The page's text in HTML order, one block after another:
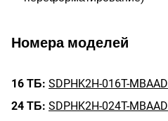
Номера моделей
16 ТБ: SDPHK2H-016T-MBAAD
24 ТБ: SDPHK2H-024T-MBAAD